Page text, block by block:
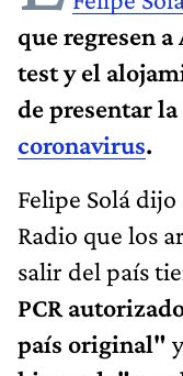
que regresen
test y el
de presentar
coronavirus.
Felipe Solá
Radio que los
salir del país
PCR
país original"